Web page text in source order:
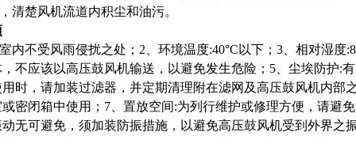
清楚风机流道内积尘和油污。
不受风雨侵扰之处；2、环境温度:40°C以下；3、相对湿度
不应该以高压鼓风机输送，以避免发生危险；5、尘埃防护:
时，请加装过滤器，并定期清理附在滤网及高压鼓风机内部
密闭箱中使用；7、置放空间:为列行维护或修理方便，请避
无可避免，须加装防振措施，以避免高压鼓风机受到外界之振